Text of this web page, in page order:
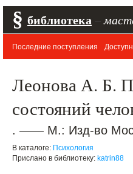
§ библиотека
Последние поступления
Леонова А. Б.
состояний
. —— М.: Изд-во
В каталоге: Психология
Прислано в библиотеку: katrin88